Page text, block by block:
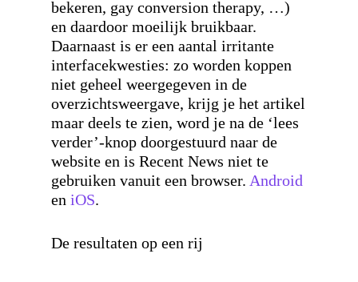
bekeren, gay conversion therapy, …)
en daardoor moeilijk bruikbaar.
Daarnaast is er een aantal irritante
interfacekwesties: zo worden koppen
niet geheel weergegeven in de
overzichtsweergave, krijg je het artikel
maar deels te zien, word je na de ‘lees
verder’-knop doorgestuurd naar de
website en is Recent News niet te
gebruiken vanuit een browser. Android
en iOS.
De resultaten op een rij